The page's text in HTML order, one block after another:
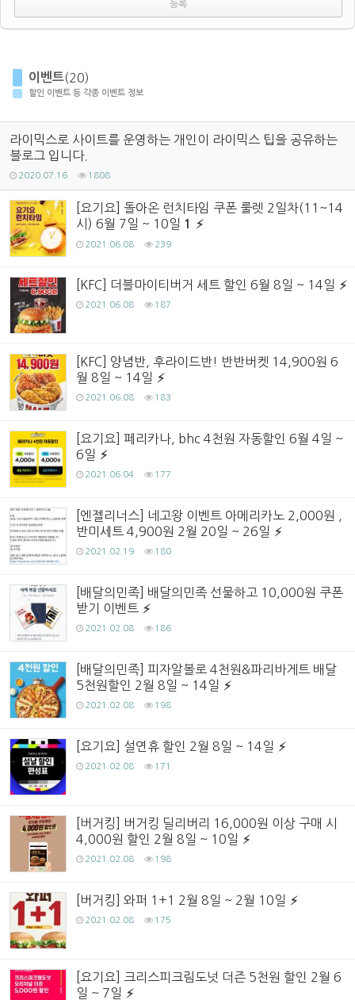
이벤트(20)
할인 이벤트 등 각종 이벤트 정보
라이믹스로 사이트를 운영하는 개인이 라이믹스 팁을 공유하는
블로그 입니다.
2020.07.16 1808
[요기요] 돌아온 런치타임 쿠폰 룰렛 2일차(11~14
시) 6월 7일 ~ 10일 1
2021.06.08 239
[KFC] 더블마이티버거 세트 할인 6월 8일 ~ 14일
2021.06.08 187
[KFC] 양념반, 후라이드반! 반반버켓 14,900원 6
월 8일 ~ 14일
2021.06.08 183
[요기요] 페리카나, bhc 4천원 자동할인 6월 4일 ~
6일
2021.06.04 177
[엔젤리너스] 네고왕 이벤트 아메리카노 2,000원 ,
반미세트 4,900원 2월 20일 ~ 26일
2021.02.19 180
[배달의민족] 배달의민족 선물하고 10,000원 쿠폰
받기 이벤트
2021.02.08 186
[배달의민족] 피자알볼로 4천원&파리바게트 배달
5천원할인 2월 8일 ~ 14일
2021.02.08 198
[요기요] 설연휴 할인 2월 8일 ~ 14일
2021.02.08 171
[버거킹] 버거킹 딜리버리 16,000원 이상 구매 시
4,000원 할인 2월 8일 ~ 10일
2021.02.08 198
[버거킹] 와퍼 1+1 2월 8일 ~ 2월 10일
2021.02.08 175
[요기요] 크리스피크림도넛 더즌 5천원 할인 2월 6
일 ~ 7일